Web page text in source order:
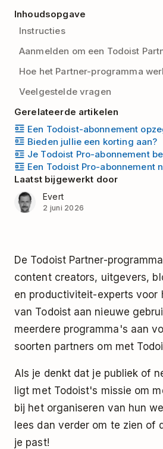
Inhoudsopgave
Instructies
Aanmelden om een Todoist
Hoe het Partner-programma
Veelgestelde vragen
Gerelateerde artikelen
Een Todoist-abonnement
Bieden jullie een korting aan?
Je Todoist Pro-abonnement
Een Todoist Pro-abonnement
Laatst bijgewerkt door
Evert
2 juni 2026
De Todoist Partner-
content creators, uitgevers,
en productiviteit-experts voor
van Todoist aan nieuwe
meerdere programma's aan
soorten partners om met
Als je denkt dat je publiek of
ligt met Todoist's missie om
bij het organiseren van hun
lees dan verder om te zien of
je past!